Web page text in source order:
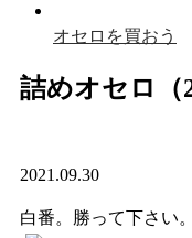
オセロを買おう
詰めオセロ（
2021.09.30
白番。勝って下さい。